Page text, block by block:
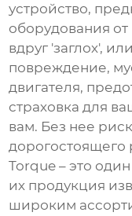
устройство,
оборудования от
вдруг 'заглох',
повреждение,
двигателя,
страховка для
вам. Без нее
дорогостоящего
Torque – это
их продукция
широким